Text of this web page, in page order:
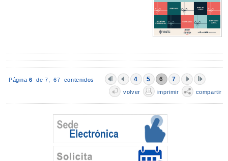
Página 6 de 7,67 contenidos 4 5 6 7
volver imprimir compartir